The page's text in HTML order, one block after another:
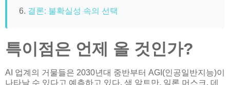
결론: 불확실성 속의 선택
특이점은 언제 올 것인가?
AI 업계의 거물들은 2030년대 중반부터 AGI(인공일반지능)이
나타날 수 있다고 예측하고 있다. 샘 알트만, 일론 머스크, 데